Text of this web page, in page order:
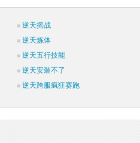
逆天摇战
逆天炼体
逆天五行技能
逆天安装不了
逆天跨服疯狂赛跑